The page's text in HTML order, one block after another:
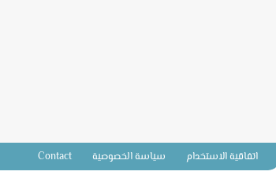
اتفاقية الاستخدام سياسة الخصوصية Contact